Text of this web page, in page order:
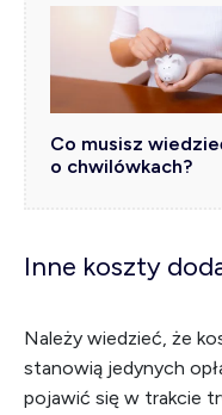
Co musisz
o chwilówkach?
Inne koszty
Należy wiedzieć, że
stanowią jedynych
pojawić się w trakcie